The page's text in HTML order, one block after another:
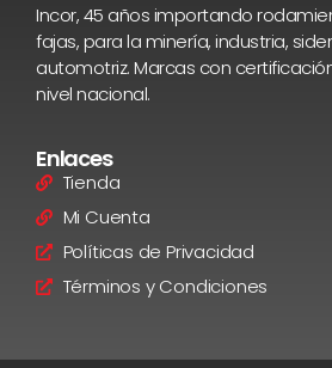
Incor, 45 años importando
fajas, para la minería, industria,
automotriz. Marcas con
nivel nacional.
Enlaces
Tienda
Mi Cuenta
Políticas de Privacidad
Términos y Condiciones